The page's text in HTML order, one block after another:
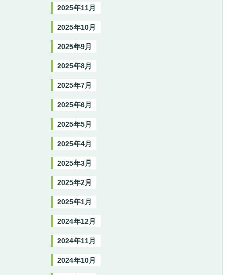
2025年11月
2025年10月
2025年9月
2025年8月
2025年7月
2025年6月
2025年5月
2025年4月
2025年3月
2025年2月
2025年1月
2024年12月
2024年11月
2024年10月